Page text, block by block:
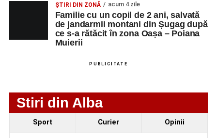
NUMERICA
Ultimele știri din Sebeș
ȘTIRI DIN ZONĂ acum 4 zile
Familie cu un copil de 2 ani, salvată
de jandarmii montani din Șugag după
ce s-a rătăcit în zona Oașa – Poiana
Muierii
PUBLICITATE
Stiri din Alba
Sport Curier Opinii